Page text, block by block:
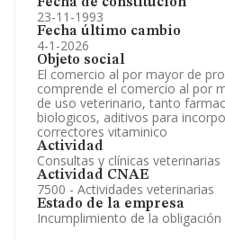
23-11-1993
Fecha último cambio
4-1-2026
Objeto social
El comercio al por mayor de
comprende el comercio al por
de uso veterinario, tanto
biologicos, aditivos para
correctores vitaminico
Actividad
Consultas y clínicas veterinarias
Actividad CNAE
7500 - Actividades veterinarias
Estado de la empresa
Incumplimiento de la